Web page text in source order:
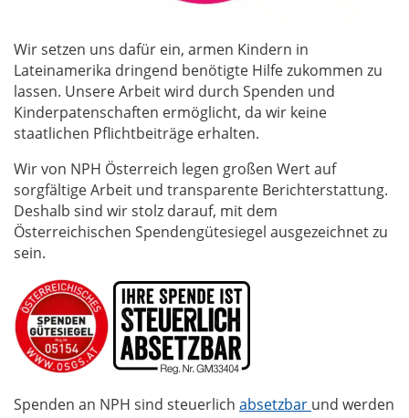
Wir setzen uns dafür ein, armen Kindern in
Lateinamerika dringend benötigte Hilfe zukommen zu
lassen. Unsere Arbeit wird durch Spenden und
Kinderpatenschaften ermöglicht, da wir keine
staatlichen Pflichtbeiträge erhalten.
Wir von NPH Österreich legen großen Wert auf
sorgfältige Arbeit und transparente Berichterstattung.
Deshalb sind wir stolz darauf, mit dem
Österreichischen Spendengütesiegel ausgezeichnet zu
sein.
Spenden an NPH sind steuerlich absetzbar und werden